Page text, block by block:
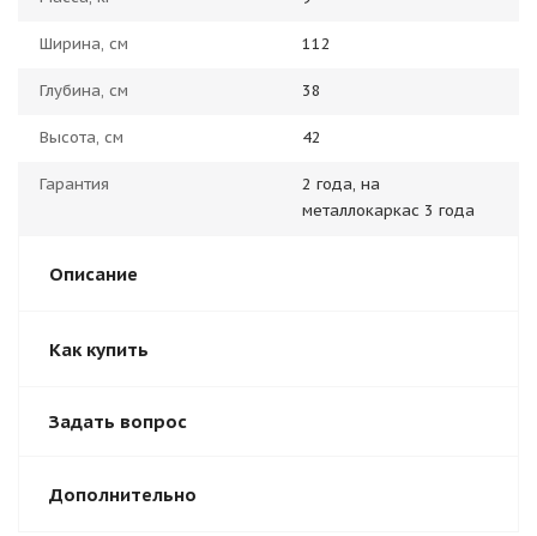
Ширина, см 112
Глубина, см 38
Высота, см 42
Гарантия
2 года, на
металлокаркас 3 года
Описание
Как купить
Задать вопрос
Дополнительно